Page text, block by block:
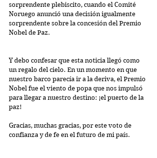
sorprendente plebiscito, cuando el Comité
Noruego anunció una decisión igualmente
sorprendente sobre la concesión del Premio
Nobel de Paz.
Y debo confesar que esta noticia llegó como
un regalo del cielo. En un momento en que
nuestro barco parecía ir a la deriva, el Premio
Nobel fue el viento de popa que nos impulsó
para llegar a nuestro destino: ¡el puerto de la
paz!
Gracias, muchas gracias, por este voto de
confianza y de fe en el futuro de mi país.